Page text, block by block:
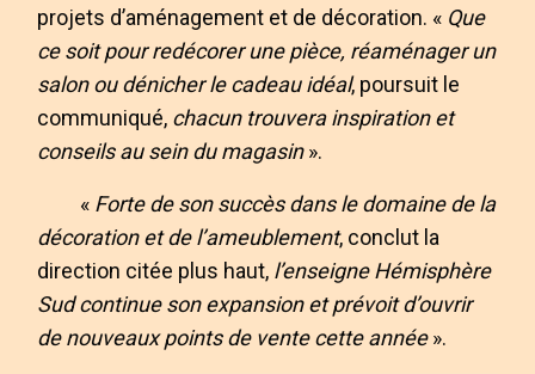
projets d’aménagement et de décoration. « Que
ce soit pour redécorer une pièce, réaménager un
salon ou dénicher le cadeau idéal, poursuit le
communiqué, chacun trouvera inspiration et
conseils au sein du magasin».
« Forte de son succès dans le domaine de la
décoration et de l’ameublement, conclut la
direction citée plus haut, l’enseigne Hémisphère
Sud continue son expansion et prévoit d’ouvrir
de nouveaux points de vente cette année».